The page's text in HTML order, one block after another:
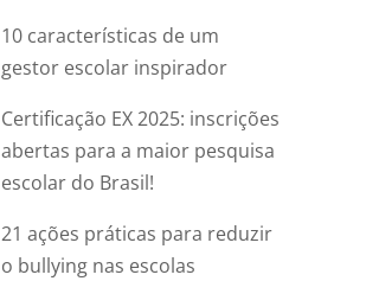
10 características de um
gestor escolar inspirador
Certificação EX 2025: inscrições
abertas para a maior pesquisa
escolar do Brasil!
21 ações práticas para reduzir
o bullying nas escolas